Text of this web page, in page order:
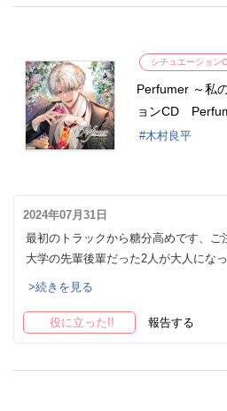
シチュエーション
Perfumer ～私
ョンCD
声優：木村良平
木村良平
2024年07月31日
最初のトラックから糖分高めです、ご
大学の先輩後輩だった2人が大人にな
>続きを見る
役に立った!! 報告する